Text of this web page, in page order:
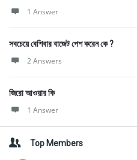
1 Answer
সবচেয়ে বেশিবার বাজেট পেশ করেন কে ?
2 Answers
জিরো আওয়ার কি
1 Answer
Top Members